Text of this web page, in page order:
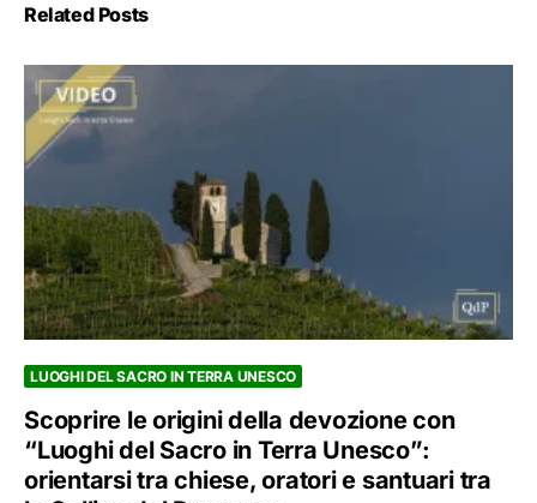
Related Posts
LUOGHI DEL SACRO IN TERRA UNESCO
Scoprire le origini della devozione con
“Luoghi del Sacro in Terra Unesco”:
orientarsi tra chiese, oratori e santuari tra